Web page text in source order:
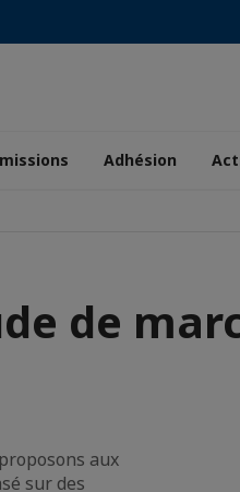
Adhésion
de
aux
sur des